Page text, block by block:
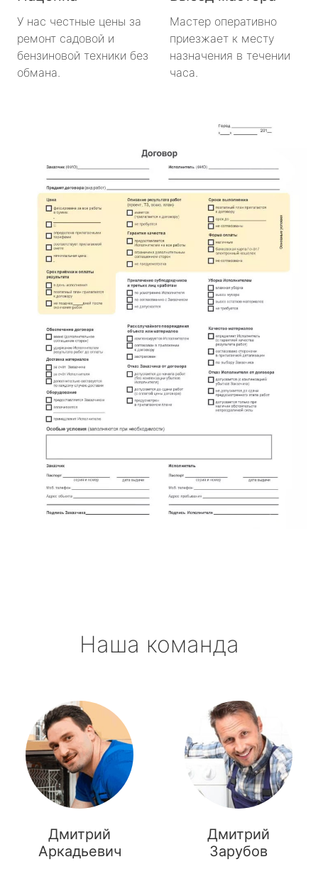
У нас честные цены за
ремонт садовой и
бензиновой техники без
обмана.
Мастер оперативно
приезжает к месту
назначения в течении
часа.
Наша команда
Дмитрий
Аркадьевич
Дмитрий
Зарубов